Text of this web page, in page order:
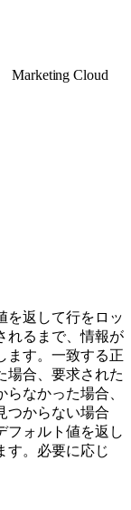
Marketing Cloud
を返して行をロッ
れるまで、情報が
ます。一致する正
場合、要求された
なかった場合、
つからない場合
フォルト値を返し
す。必要に応じ